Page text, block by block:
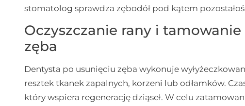
stomatolog sprawdza zębodół pod kątem
Oczyszczanie rany i
zęba
Dentysta po usunięciu zęba wykonuje
resztek tkanek zapalnych, korzeni lub odłamków.
który wspiera regenerację dziąseł. W celu